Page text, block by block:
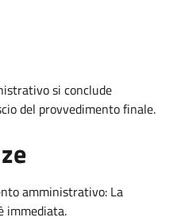
si conclude
del provvedimento finale.
amministrativo: La
immediata.